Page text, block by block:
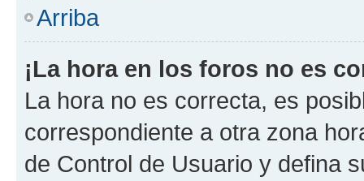
Arriba
¡La hora en los foros no es
La hora no es correcta, es
correspondiente a otra zona
de Control de Usuario y defina